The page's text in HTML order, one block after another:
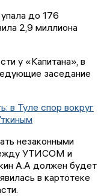
до 176
2,9 миллиона
у «Капитана», в
заседание
в Туле спор вокруг
незаконными
УТИСОМ и
А.А должен будет
в картотеке